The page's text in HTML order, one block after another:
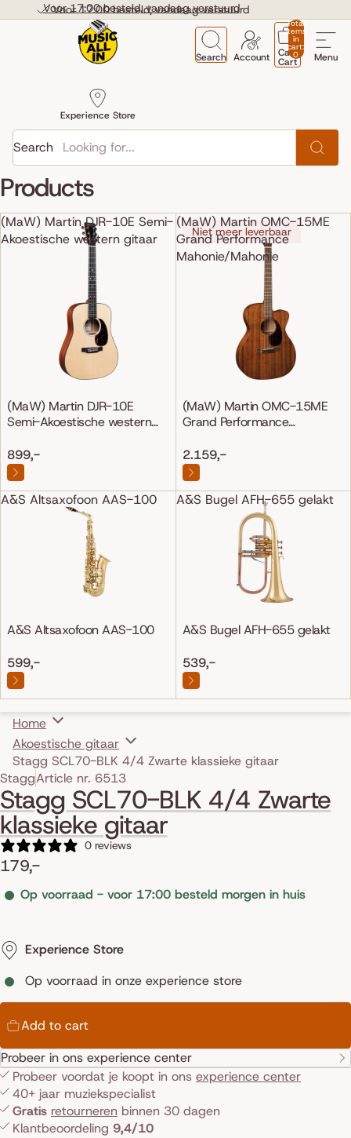
Voor 17:00 besteld, vandaag verstuurd
Voor 17:00 besteld, vandaag verstuurd
Menu
Search
Experience Store
Account
Total
items
in
cart:
0
Cart
Cart
Search
Products
(MaW) Martin DJR-10E Semi-
Akoestische western gitaar
(MaW) Martin DJR-10E
Semi-Akoestische western
899,-
(MaW) Martin OMC-15ME
Grand Performance
Mahonie/Mahonie
Niet meer leverbaar
(MaW) Martin OMC-15ME
Grand Performance
2.159,-
A&S Altsaxofoon AAS-100
A&S Altsaxofoon AAS-100
599,-
A&S Bugel AFH-655 gelakt
A&S Bugel AFH-655 gelakt
539,-
Home
Akoestische gitaar
Stagg SCL70-BLK 4/4 Zwarte klassieke gitaar
Skip to product information
StaggArticle nr. 6513
Stagg SCL70-BLK 4/4 Zwarte
klassieke gitaar
0 reviews
179,-
Op voorraad - voor 17:00 besteld morgen in huis
Experience Store
Op voorraad in onze experience store
Add to cart
Probeer in ons experience center
Probeer voordat je koopt in ons experience center
40+ jaar muziekspecialist
Gratis retourneren binnen 30 dagen
Klantbeoordeling 9,4/10